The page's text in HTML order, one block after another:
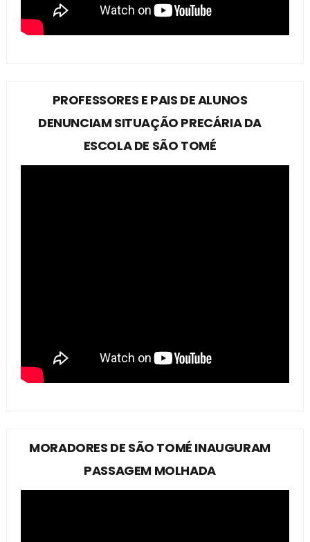
PROFESSORES E PAIS DE ALUNOS
DENUNCIAM SITUAÇÃO PRECÁRIA DA
ESCOLA DE SÃO TOMÉ
MORADORES DE SÃO TOMÉ INAUGURAM
PASSAGEM MOLHADA